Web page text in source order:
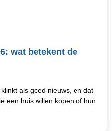
wat betekent de
als goed nieuws, en dat
een huis willen kopen of hun